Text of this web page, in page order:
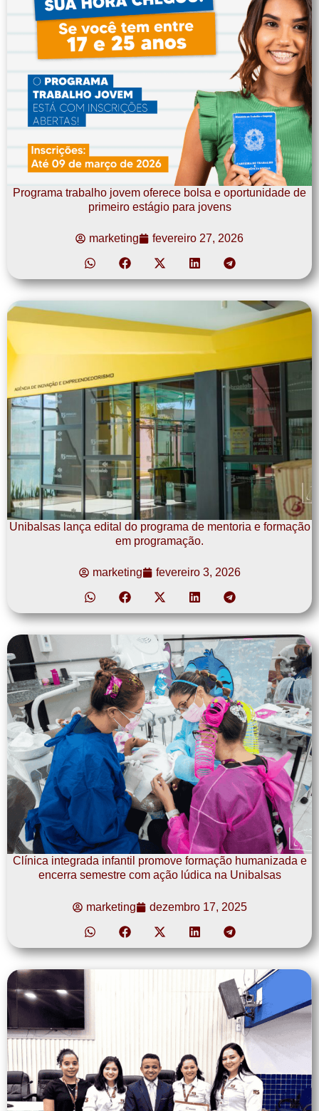
Programa trabalho jovem oferece bolsa e oportunidade de
primeiro estágio para jovens
marketing fevereiro 27, 2026
Unibalsas lança edital do programa de mentoria e formação
em programação.
marketing fevereiro 3, 2026
Clínica integrada infantil promove formação humanizada e
encerra semestre com ação lúdica na Unibalsas
marketing dezembro 17, 2025